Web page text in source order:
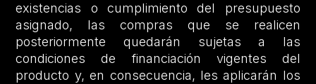
existencias o cumplimiento del presupuesto
asignado, las compras que se realicen
posteriormente quedarán sujetas a las
condiciones de financiación vigentes del
producto y, en consecuencia, les aplicarán los